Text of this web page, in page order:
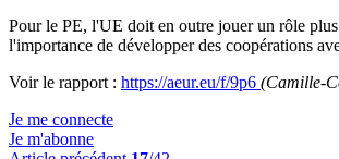
Pour le PE, l'UE doit en outre jouer un rôle
l'importance de développer des coopérations
Voir le rapport : https://aeur.eu/f/9p6 (Camille-
Je me connecte
Je m'abonne